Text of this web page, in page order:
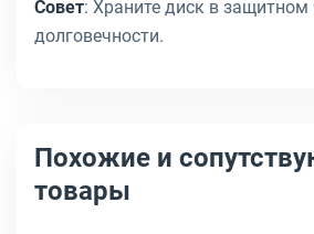
Совет: Храните диск в защитном
долговечности.
Похожие и
товары